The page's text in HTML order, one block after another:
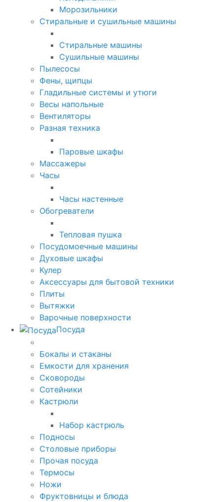
Морозильники
Стиральные и сушильные машины
Стиральные машины
Сушильные машины
Пылесосы
Фены, щипцы
Гладильные системы и утюги
Весы напольные
Вентиляторы
Разная техника
Паровые шкафы
Массажеры
Часы
Часы настенные
Обогреватели
Тепловая пушка
Посудомоечные машины
Духовые шкафы
Кулер
Аксессуары для бытовой техники
Плиты
Вытяжки
Варочные поверхности
Посуда
Бокалы и стаканы
Емкости для хранения
Сковороды
Сотейники
Кастрюли
Набор кастрюль
Подносы
Столовые приборы
Прочая посуда
Термосы
Ножи
Фруктовницы и блюда